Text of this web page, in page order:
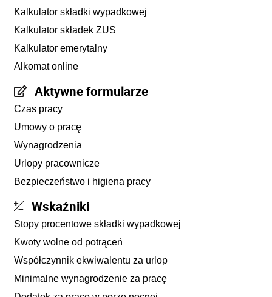
Kalkulator składki wypadkowej
Kalkulator składek ZUS
Kalkulator emerytalny
Alkomat online
Aktywne formularze
Czas pracy
Umowy o pracę
Wynagrodzenia
Urlopy pracownicze
Bezpieczeństwo i higiena pracy
Wskaźniki
Stopy procentowe składki wypadkowej
Kwoty wolne od potrąceń
Współczynnik ekwiwalentu za urlop
Minimalne wynagrodzenie za pracę